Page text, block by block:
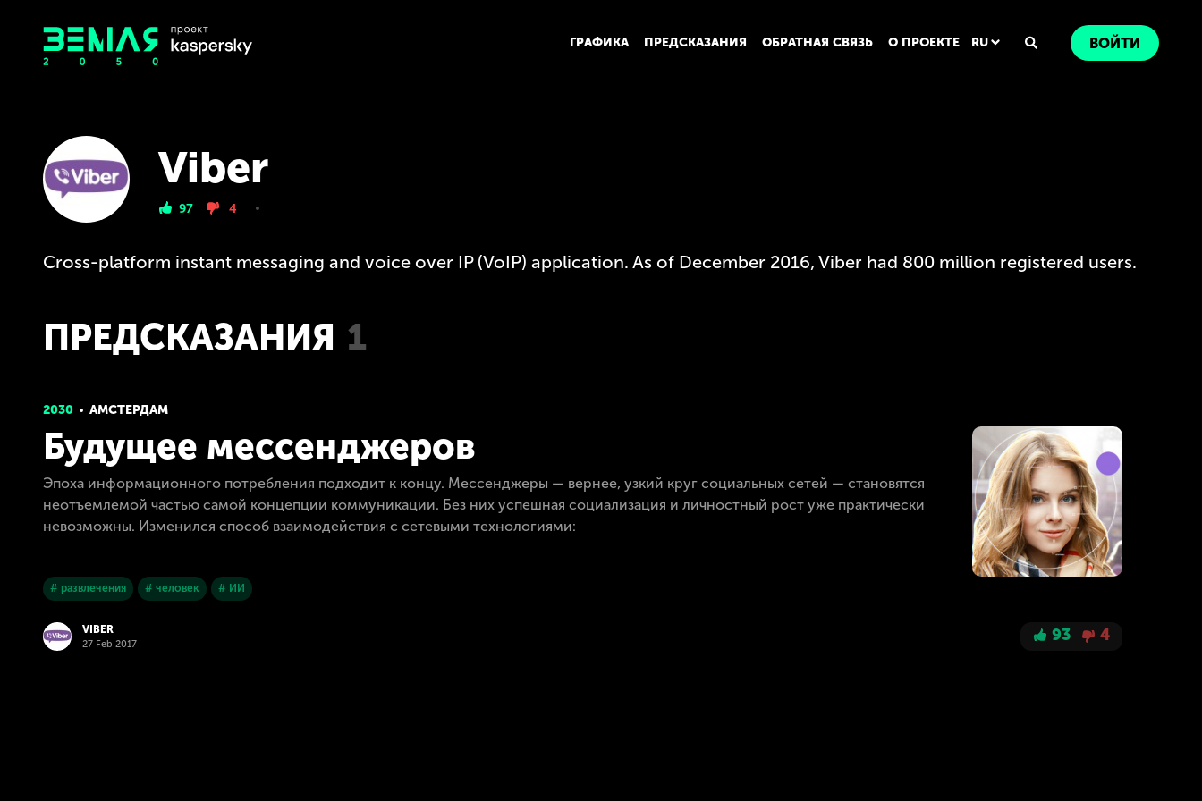
ГРАФИКА ПРЕДСКАЗАНИЯ ОБРАТНАЯ СВЯЗЬ О ПРОЕКТЕ RU ВОЙТИ
Viber
97 4
Cross-platform instant messaging and voice over IP (VoIP) application. As of December 2016, Viber had 800 million registered users.
ПРЕДСКАЗАНИЯ 1
2030 АМСТЕРДАМ
Будущее мессенджеров
Эпоха информационного потребления подходит к концу. Мессенджеры — вернее, узкий круг социальных сетей — становятся
неотъемлемой частью самой концепции коммуникации. Без них успешная социализация и личностный рост уже практически
невозможны. Изменился способ взаимодействия с сетевыми технологиями:
# развлечения # человек # ИИ
VIBER
27 Feb 2017 93 4